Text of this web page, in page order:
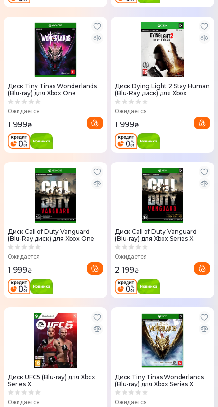
Диск Tiny Tinas Wonderlands
(Blu-ray) для Xbox One
Ожидается
1 999₴
Диск Dying Light 2 Stay Human
(Blu-Ray диск) для Xbox
Ожидается
1 999₴
Диск Call of Duty Vanguard
(Blu-Ray диск) для Xbox One
Ожидается
1 999₴
Диск Call of Duty Vanguard
(Blu-ray) для Xbox Series X
Ожидается
2 199₴
Диск UFC5 (Blu-ray) для Xbox
Series X
Ожидается
Диск Tiny Tinas Wonderlands
(Blu-ray) для Xbox Series X
Ожидается